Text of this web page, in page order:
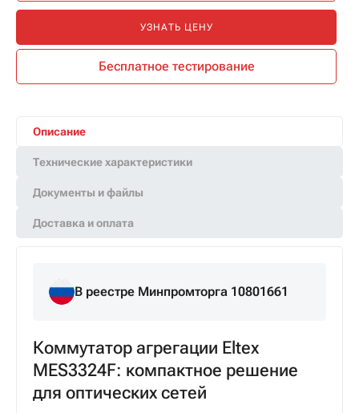
УЗНАТЬ ЦЕНУ
Бесплатное тестирование
Технические характеристики
Доставка и оплата